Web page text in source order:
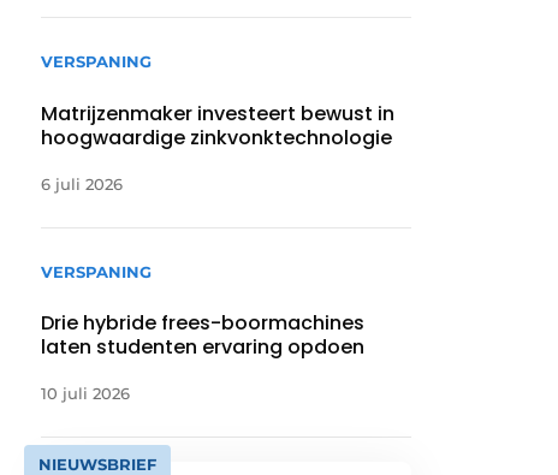
VERSPANING
Matrijzenmaker investeert bewust in
hoogwaardige zinkvonktechnologie
6 juli 2026
VERSPANING
Drie hybride frees-boormachines
laten studenten ervaring opdoen
10 juli 2026
NIEUWSBRIEF